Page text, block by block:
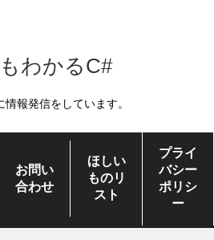
わかるC#
報発信をしています。
お問い
合わせ
ほしい
ものリ
スト
プライ
バシー
ポリシ
ー